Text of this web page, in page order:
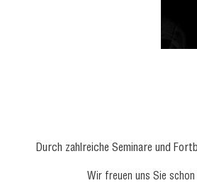
Durch zahlreiche Seminare und
Wir freuen uns Sie